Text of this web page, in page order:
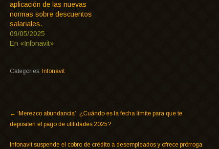
aplicación de las nuevas
normas sobre descuentos
salariales.
09/05/2025
En «Infonavit»
Categories: Infonavit
← ‘Merezco abundancia’: ¿Cuándo es la fecha límite para que te
depositen el pago de utilidades 2025?
Infonavit suspende el cobro de crédito a desempleados y ofrece prórroga